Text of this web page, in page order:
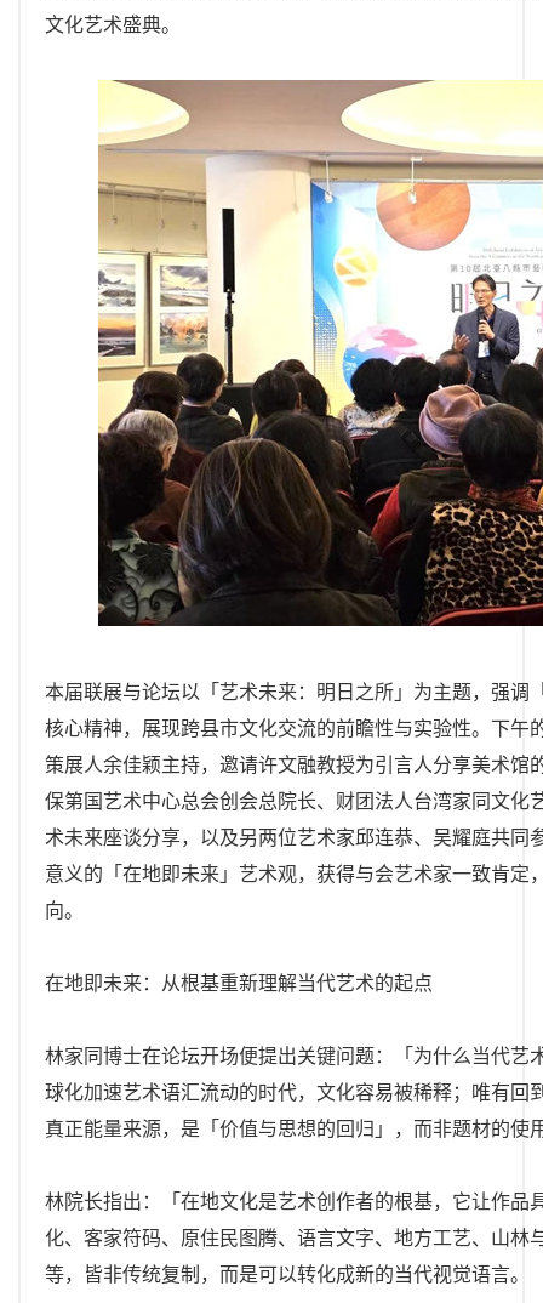
文化艺术盛典。
本届联展与论坛以「艺术未来：明日之所」为主题，强调
核心精神，展现跨县市文化交流的前瞻性与实验性。下午
策展人余佳颖主持，邀请许文融教授为引言人分享美术馆
保第国艺术中心总会创会总院长、财团法人台湾家同文化
术未来座谈分享，以及另两位艺术家邱连恭、吴耀庭共同
意义的「在地即未来」艺术观，获得与会艺术家一致肯定
向。
在地即未来：从根基重新理解当代艺术的起点
林家同博士在论坛开场便提出关键问题：「为什么当代艺
球化加速艺术语汇流动的时代，文化容易被稀释；唯有回
真正能量来源，是「价值与思想的回归」，而非题材的使
林院长指出：「在地文化是艺术创作者的根基，它让作品
化、客家符码、原住民图腾、语言文字、地方工艺、山林
等，皆非传统复制，而是可以转化成新的当代视觉语言。